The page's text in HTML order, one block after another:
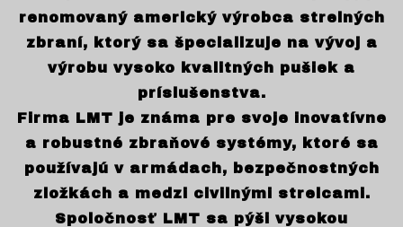
renomovaný americký výrobca strelných
zbraní, ktorý sa špecializuje na vývoj a
výrobu vysoko kvalitných pušiek a
príslušenstva.
Firma LMT je známa pre svoje inovatívne
a robustné zbraňové systémy, ktoré sa
používajú v armádach, bezpečnostných
zložkách a medzi civilnými strelcami.
Spoločnosť LMT sa pýši vysokou